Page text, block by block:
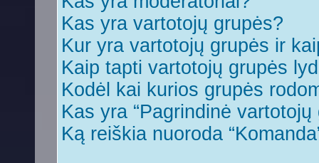
Kas yra vartotojų grupės?
Kur yra vartotojų grupės ir
Kaip tapti vartotojų grupės
Kodėl kai kurios grupės
Kas yra “Pagrindinė vartotojų
Ką reiškia nuoroda